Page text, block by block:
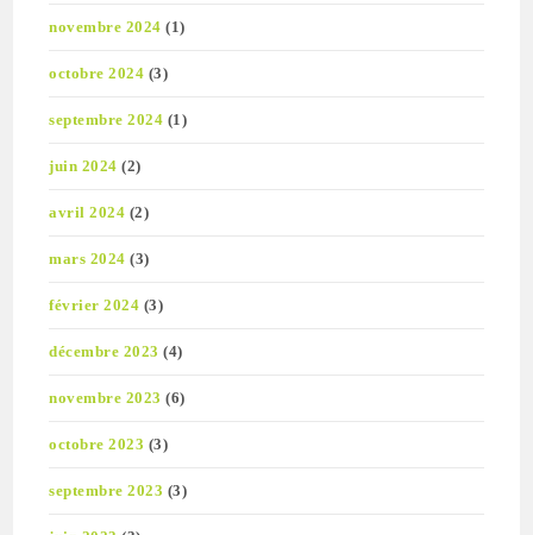
novembre 2024 (1)
octobre 2024 (3)
septembre 2024 (1)
juin 2024 (2)
avril 2024 (2)
mars 2024 (3)
février 2024 (3)
décembre 2023 (4)
novembre 2023 (6)
octobre 2023 (3)
septembre 2023 (3)